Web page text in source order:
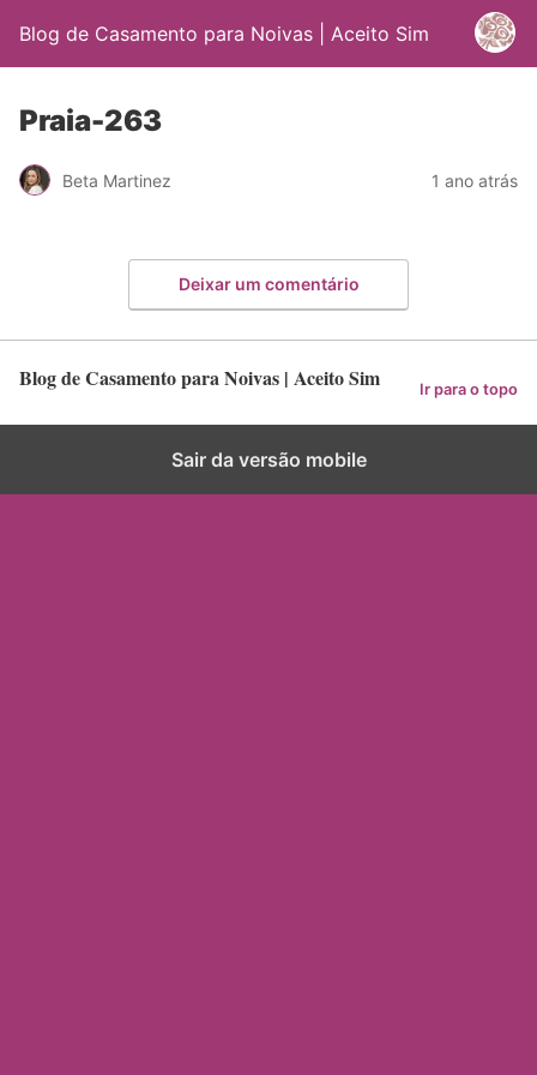
Blog de Casamento para Noivas | Aceito Sim
Praia-263
Beta Martinez 1 ano atrás
Deixar um comentário
Blog de Casamento para Noivas | Aceito Sim Ir para o topo
Sair da versão mobile